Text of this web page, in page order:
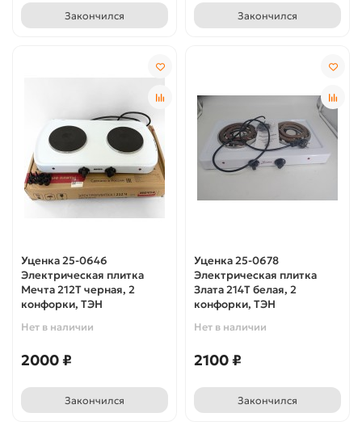
Закончился Закончился
Уценка 25-0646
Электрическая плитка
Мечта 212Т черная, 2
конфорки, ТЭН
Нет в наличии
2000 ₽
Закончился
Уценка 25-0678
Электрическая плитка
Злата 214Т белая, 2
конфорки, ТЭН
Нет в наличии
2100 ₽
Закончился